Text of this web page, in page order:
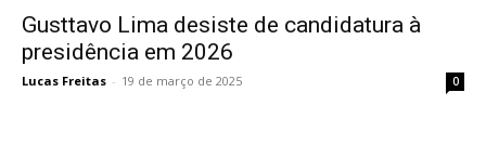
Gusttavo Lima desiste de candidatura à
presidência em 2026
Lucas Freitas - 19 de março de 2025 0